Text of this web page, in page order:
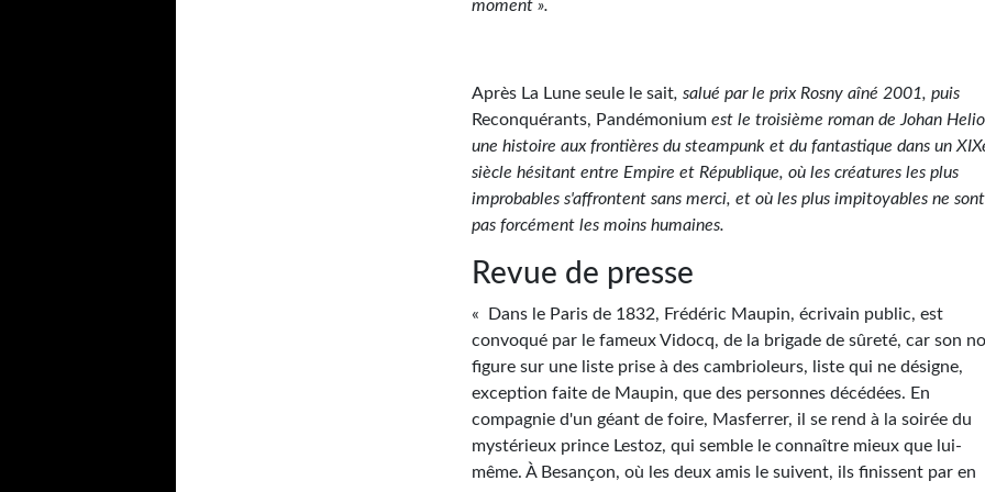
moment ».
Après La Lune seule le sait, salué par le prix Rosny aîné 2001, puis
Reconquérants, Pandémonium est le troisième roman de Johan
une histoire aux frontières du steampunk et du fantastique dans un
siècle hésitant entre Empire et République, où les créatures les plus
improbables s'affrontent sans merci, et où les plus impitoyables ne sont
pas forcément les moins humaines.
Revue de presse
« Dans le Paris de 1832, Frédéric Maupin, écrivain public, est
convoqué par le fameux Vidocq, de la brigade de sûreté, car son
figure sur une liste prise à des cambrioleurs, liste qui ne désigne,
exception faite de Maupin, que des personnes décédées. En
compagnie d'un géant de foire, Masferrer, il se rend à la soirée du
mystérieux prince Lestoz, qui semble le connaître mieux que lui-
même. À Besançon, où les deux amis le suivent, ils finissent par en